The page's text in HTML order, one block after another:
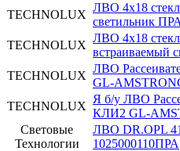
TECHNOLUX
ЛВО 4х18
светильник
TECHNOLUX
ЛВО 4х18
встраиваемый
TECHNOLUX
ЛВО
GL-
TECHNOLUX
Я б/у ЛВО
КЛИ2 GL-
Световые
Технологии
ЛВО DR.OPL
1025000110ПРА